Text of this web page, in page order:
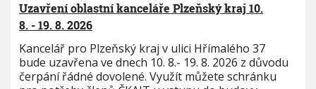
Uzavření oblastní kanceláře Plzeňský kraj 10.
8. - 19. 8. 2026
Kancelář pro Plzeňský kraj v ulici Hřímalého 37
bude uzavřena ve dnech 10. 8.- 19. 8. 2026 z důvodu
čerpání řádné dovolené. Využít můžete schránku